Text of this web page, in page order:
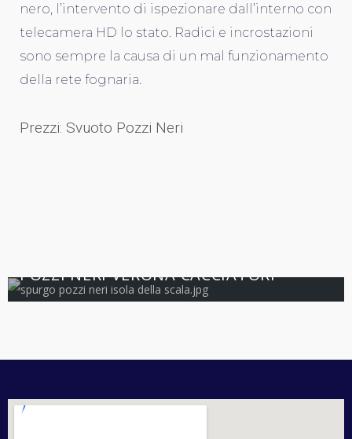
nero, l’intervento di ispezionare dall’interno con
telecamera HD lo stato. Radici e incrostazioni
sono sempre la causa di un mal funzionamento
della rete fognaria.
Prezzi: Svuoto Pozzi Neri
POZZI NERI VERONA CACCIATORI